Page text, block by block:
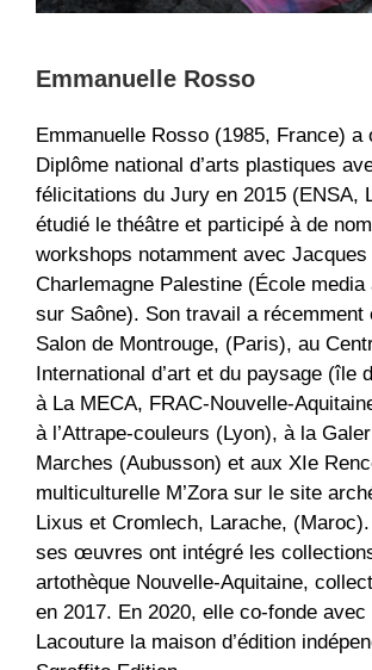
Emmanuelle Rosso
Emmanuelle Rosso (1985, France) a
Diplôme national d’arts plastiques
félicitations du Jury en 2015 (ENSA,
étudié le théâtre et participé à de
workshops notamment avec Jacques
Charlemagne Palestine (École media
sur Saône). Son travail a récemment
Salon de Montrouge, (Paris), au
International d’art et du paysage (île
à La MECA, FRAC-Nouvelle-
à l’Attrape-couleurs (Lyon), à la
Marches (Aubusson) et aux XIe
multiculturelle M’Zora sur le site
Lixus et Cromlech, Larache,
ses œuvres ont intégré les
artothèque Nouvelle-Aquitaine,
en 2017. En 2020, elle co-fonde avec
Lacouture la maison d’édition